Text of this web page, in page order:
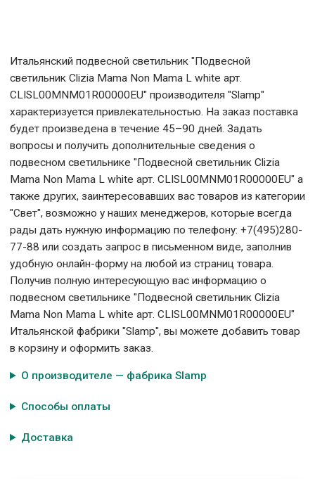
Итальянский подвесной светильник "Подвесной
светильник Clizia Mama Non Mama L white арт.
CLISL00MNM01R00000EU" производителя "Slamp"
характеризуется привлекательностью. На заказ поставка
будет произведена в течение 45–90 дней. Задать
вопросы и получить дополнительные сведения о
подвесном светильнике "Подвесной светильник Clizia
Mama Non Mama L white арт. CLISL00MNM01R00000EU" а
также других, заинтересовавших вас товаров из категории
"Свет", возможно у наших менеджеров, которые всегда
рады дать нужную информацию по телефону: +7(495)280-
77-88 или создать запрос в письменном виде, заполнив
удобную онлайн-форму на любой из страниц товара.
Получив полную интересующую вас информацию о
подвесном светильнике "Подвесной светильник Clizia
Mama Non Mama L white арт. CLISL00MNM01R00000EU"
Итальянской фабрики "Slamp", вы можете добавить товар
в корзину и оформить заказ.
О производителе — фабрика Slamp
Способы оплаты
Доставка